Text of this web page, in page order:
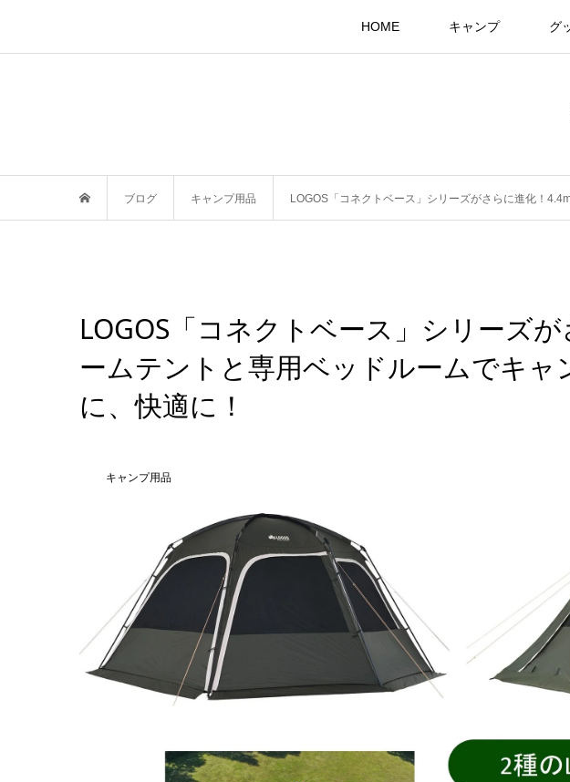
HOME キャンプ グ
ブログ キャンプ用品 LOGOS「コネクトベース」シリーズがさらに進化！
LOGOS「コネクトベース」シリーズ
ームテントと専用ベッドルームでキャ
に、快適に！
キャンプ用品